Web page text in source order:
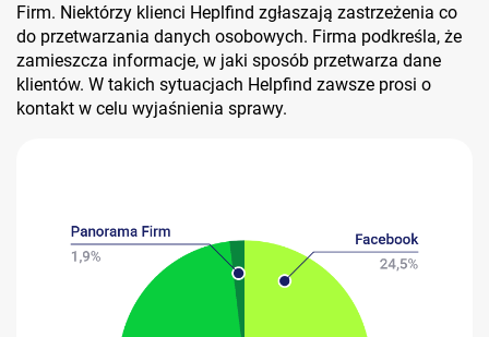
Firm. Niektórzy klienci Heplfind zgłaszają zastrzeżenia co
do przetwarzania danych osobowych. Firma podkreśla, że
zamieszcza informacje, w jaki sposób przetwarza dane
klientów. W takich sytuacjach Helpfind zawsze prosi o
kontakt w celu wyjaśnienia sprawy.